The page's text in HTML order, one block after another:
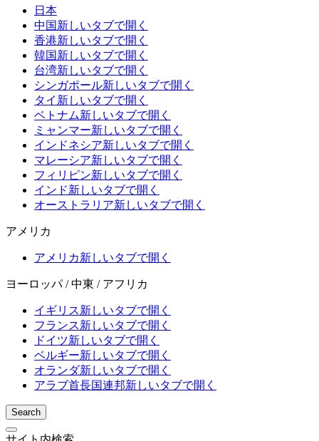
日本
中国新しいタブで開く
香港新しいタブで開く
韓国新しいタブで開く
台湾新しいタブで開く
シンガポール新しいタブで開く
タイ 新しいタブで開く
ベトナム新しいタブで開く
ミャンマー新しいタブで開く
インドネシア新しいタブで開く
マレーシア新しいタブで開く
フィリピン新しいタブで開く
インド新しいタブで開く
オーストラリア新しいタブで開く
アメリカ
アメリカ新しいタブで開く
ヨーロッパ / 中東 / アフリカ
イギリス新しいタブで開く
フランス新しいタブで開く
ドイツ新しいタブで開く
ベルギー新しいタブで開く
オランダ新しいタブで開く
アラブ首長国連邦新しいタブで開く
Search